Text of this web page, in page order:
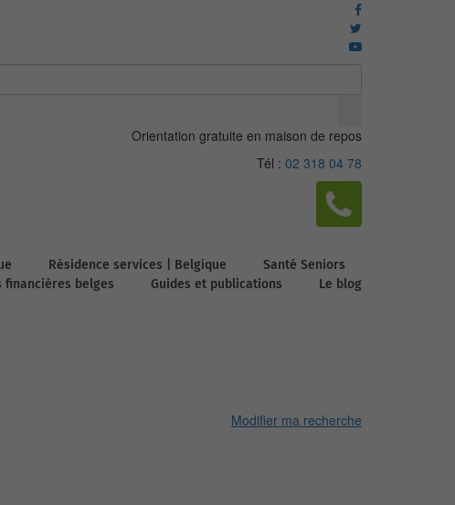
Orientation gratuite en maison de repos
Tél : 02 318 04 78
Résidence services | Belgique
Santé Seniors
financières belges Guides et publications Le blog
Modifier ma recherche